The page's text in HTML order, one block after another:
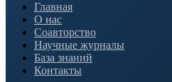
Главная
О нас
Соавторство
Научные журналы
База знаний
Контакты